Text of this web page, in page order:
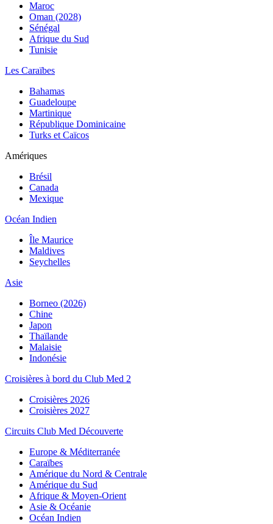
Maroc
Oman (2028)
Sénégal
Afrique du Sud
Tunisie
Les Caraïbes
Bahamas
Guadeloupe
Martinique
République Dominicaine
Turks et Caïcos
Amériques
Brésil
Canada
Mexique
Océan Indien
Île Maurice
Maldives
Seychelles
Asie
Borneo (2026)
Chine
Japon
Thaïlande
Malaisie
Indonésie
Croisières à bord du Club Med 2
Croisières 2026
Croisières 2027
Circuits Club Med Découverte
Europe & Méditerranée
Caraïbes
Amérique du Nord & Centrale
Amérique du Sud
Afrique & Moyen-Orient
Asie & Océanie
Océan Indien